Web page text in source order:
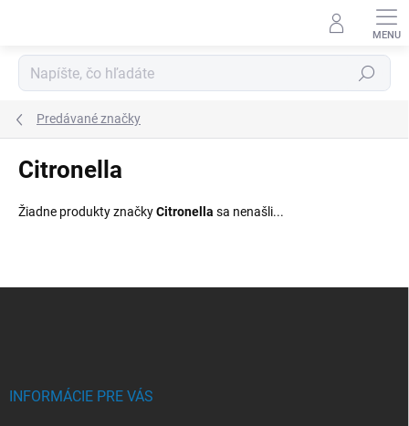
Hľadať
Predávané značky
Citronella
Žiadne produkty značkyCitronella sa nenašli...
INFORMÁCIE PRE VÁS